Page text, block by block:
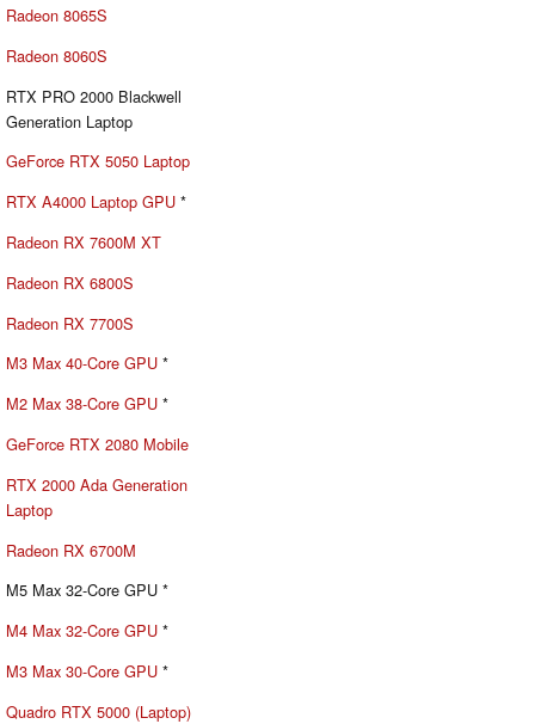
Radeon 8065S
Radeon 8060S
RTX PRO 2000 Blackwell
Generation Laptop
GeForce RTX 5050 Laptop
RTX A4000 Laptop GPU *
Radeon RX 7600M XT
Radeon RX 6800S
Radeon RX 7700S
M3 Max 40-Core GPU *
M2 Max 38-Core GPU *
GeForce RTX 2080 Mobile
RTX 2000 Ada Generation
Laptop
Radeon RX 6700M
M5 Max 32-Core GPU *
M4 Max 32-Core GPU *
M3 Max 30-Core GPU *
Quadro RTX 5000 (Laptop)